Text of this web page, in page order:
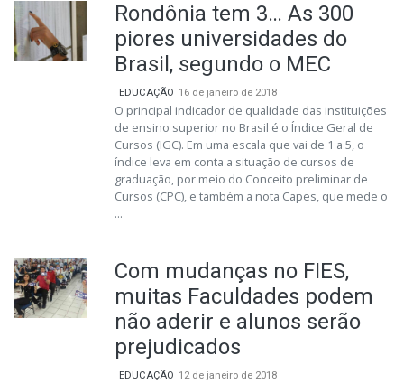
Rondônia tem 3… As 300
piores universidades do
Brasil, segundo o MEC
EDUCAÇÃO 16 de janeiro de 2018
O principal indicador de qualidade das instituições
de ensino superior no Brasil é o Índice Geral de
Cursos (IGC). Em uma escala que vai de 1 a 5, o
índice leva em conta a situação de cursos de
graduação, por meio do Conceito preliminar de
Cursos (CPC), e também a nota Capes, que mede o
...
Com mudanças no FIES,
muitas Faculdades podem
não aderir e alunos serão
prejudicados
EDUCAÇÃO 12 de janeiro de 2018